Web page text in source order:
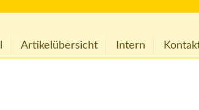
Artikelübersicht Intern